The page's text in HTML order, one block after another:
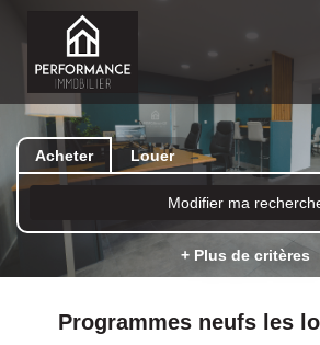
Acheter Louer
Modifier ma
+ Plus de critères
Programmes neufs les